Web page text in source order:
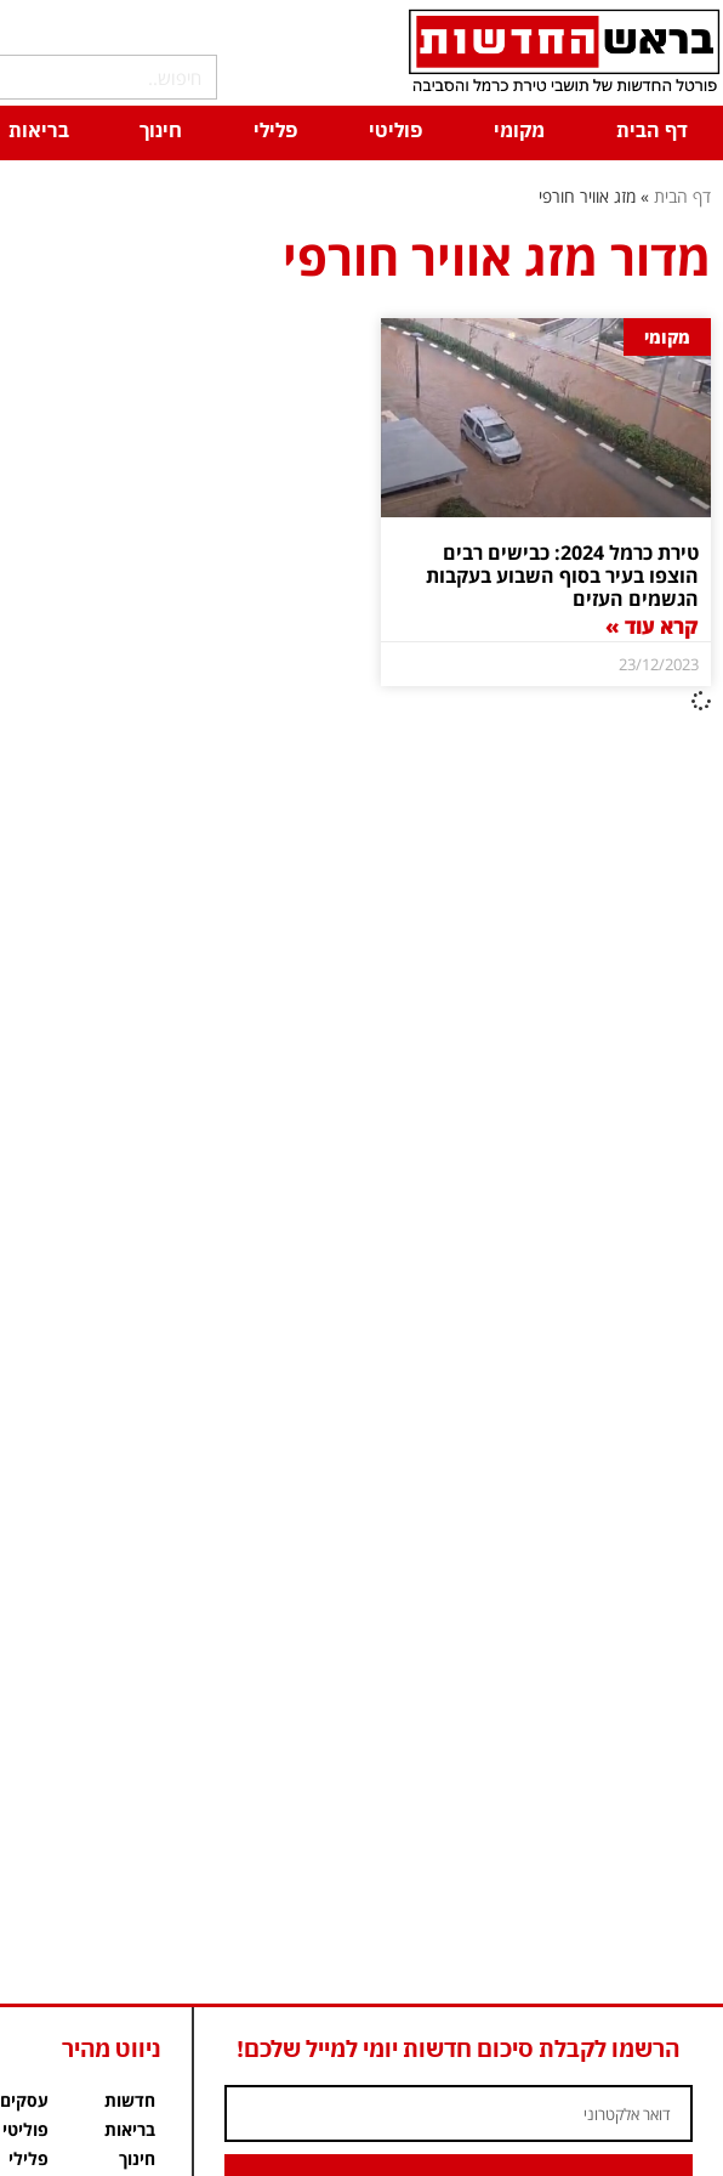
דף הבית
מקומי פוליטי פלילי חינוך בריאות
דף הבית » מזג אוויר חורפי
מדור מזג אוויר חורפי
מקומי
טירת כרמל 2024: כבישים רבים
הוצפו בעיר בסוף השבוע בעקבות
הגשמים העזים
קרא עוד »
23/12/2023
הרשמו לקבלת סיכום חדשות יומי למייל שלכם! ניווט מהיר
חדשות
בריאות
חינוך
עסקים
פוליטי
פלילי